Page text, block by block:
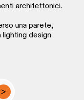
architettonici.
una parete,
design